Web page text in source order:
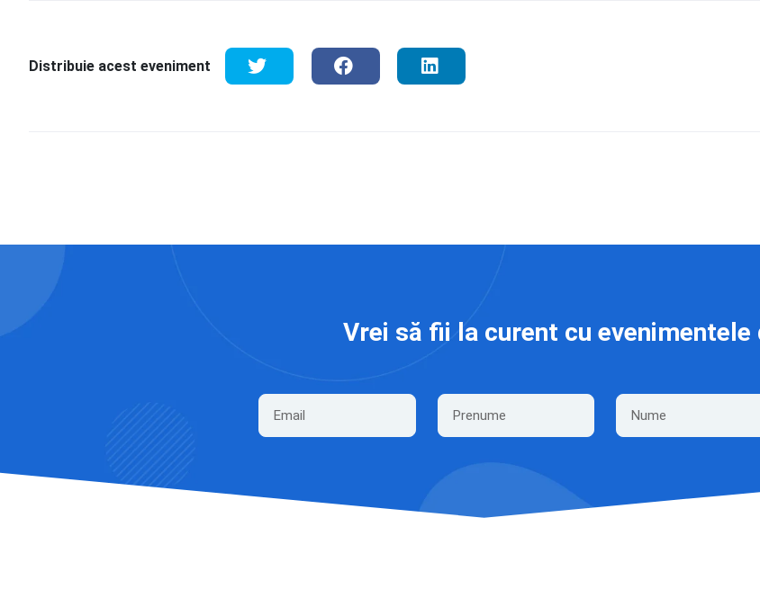
Distribuie acest eveniment
Vrei să fii la curent cu evenimentele